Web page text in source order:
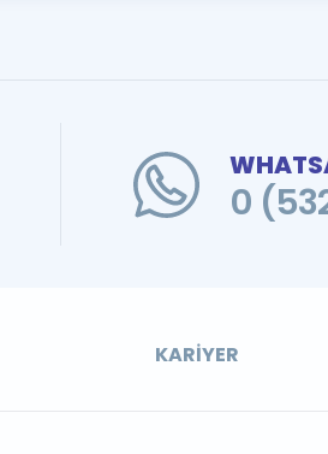
0
KARIYER